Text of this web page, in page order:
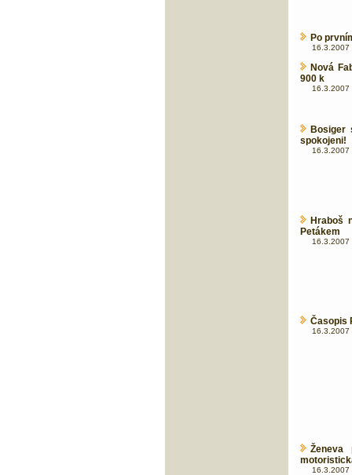
Po
16.3.2007
Nová
900 k
16.3.2007
Bosiger
spokojeni!
16.3.2007
Hraboš
Petákem
16.3.2007
Časopis
16.3.2007
Ženeva
16.3.2007